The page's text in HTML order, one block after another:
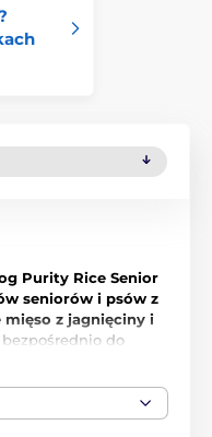
Purity Rice Senior
seniorów i psów z
mięso z jagnięciny i
bezpośrednio do